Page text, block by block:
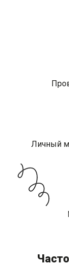
Личный